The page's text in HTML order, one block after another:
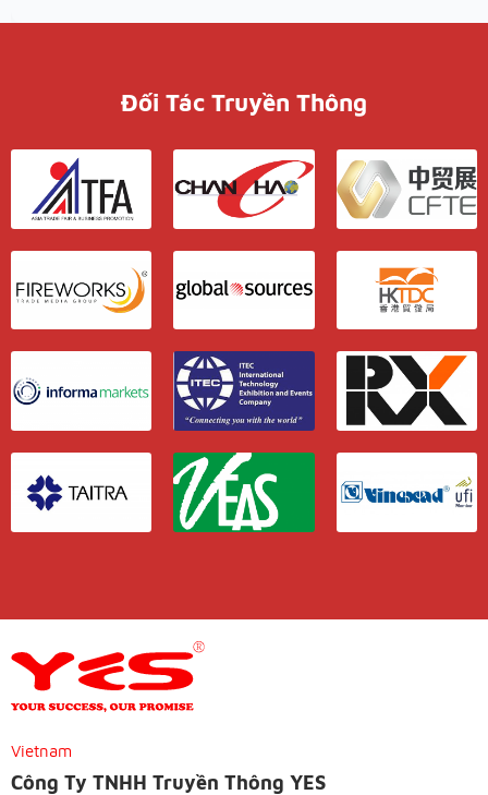
Đối Tác Truyền Thông
Vietnam
Công Ty TNHH Truyền Thông YES